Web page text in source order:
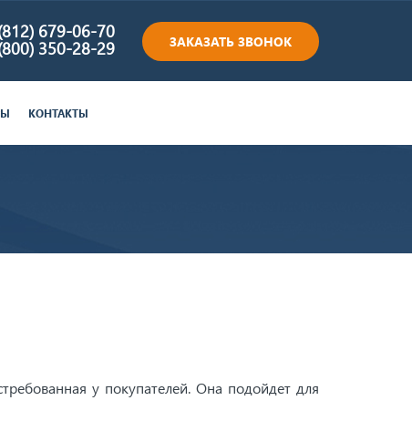
679-06-70
350-28-29 ЗАКАЗАТЬ ЗВОНОК
КОНТАКТЫ
у покупателей. Она подойдет для